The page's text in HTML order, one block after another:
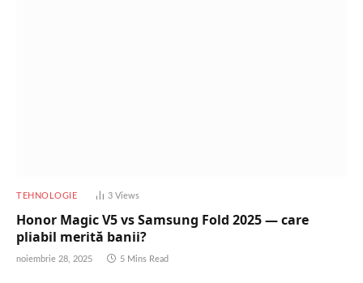
TEHNOLOGIE 3 Views
Honor Magic V5 vs Samsung Fold 2025 — care
pliabil merită banii?
noiembrie 28, 2025 5 Mins Read